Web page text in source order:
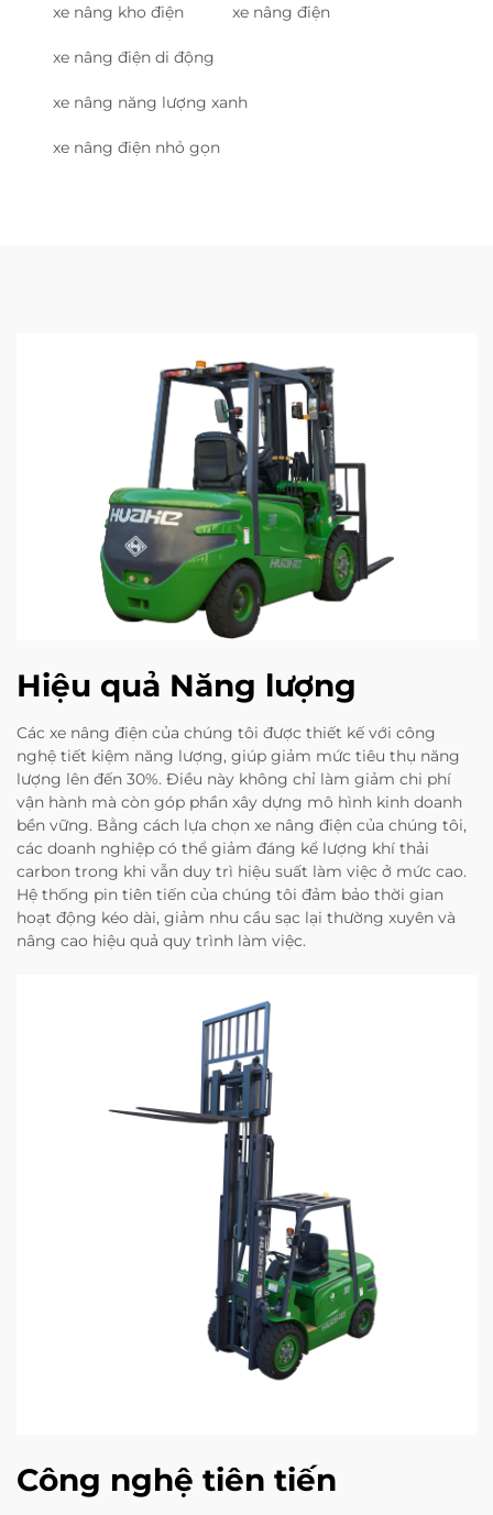
xe nâng kho điện xe nâng điện
xe nâng điện di động
xe nâng năng lượng xanh
xe nâng điện nhỏ gọn
Hiệu quả Năng lượng
Các xe nâng điện của chúng tôi được thiết kế với công
nghệ tiết kiệm năng lượng, giúp giảm mức tiêu thụ năng
lượng lên đến 30%. Điều này không chỉ làm giảm chi phí
vận hành mà còn góp phần xây dựng mô hình kinh doanh
bền vững. Bằng cách lựa chọn xe nâng điện của chúng tôi,
các doanh nghiệp có thể giảm đáng kể lượng khí thải
carbon trong khi vẫn duy trì hiệu suất làm việc ở mức cao.
Hệ thống pin tiên tiến của chúng tôi đảm bảo thời gian
hoạt động kéo dài, giảm nhu cầu sạc lại thường xuyên và
nâng cao hiệu quả quy trình làm việc.
Công nghệ tiên tiến